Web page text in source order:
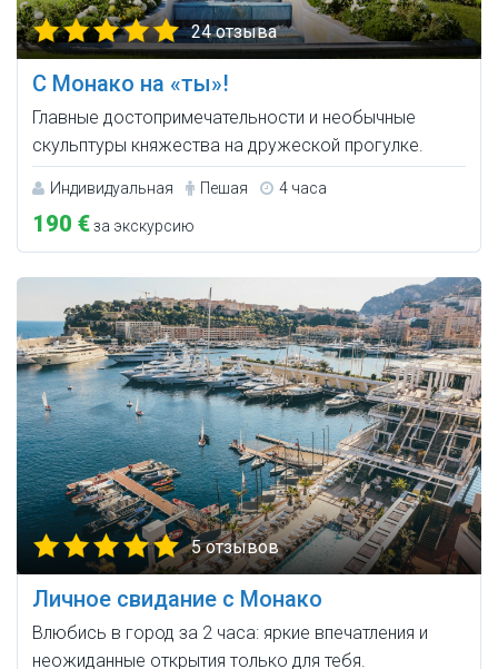
24 отзыва
С Монако на «ты»!
Главные достопримечательности и необычные
скульптуры княжества на дружеской прогулке.
Индивидуальная Пешая 4 часа
190 €за экскурсию
5 отзывов
Личное свидание с Монако
Влюбись в город за 2 часа: яркие впечатления и
неожиданные открытия только для тебя.